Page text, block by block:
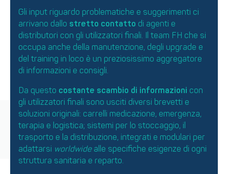
Gli input riguardo problematiche e suggerimenti ci
arrivano dallo stretto contatto di agenti e
distributori con gli utilizzatori finali. Il team FH che si
occupa anche della manutenzione, degli upgrade e
del training in loco è un preziosissimo aggregatore
di informazioni e consigli.
Da questo costante scambio di informazioni con
gli utilizzatori finali sono usciti diversi brevetti e
soluzioni originali: carrelli medicazione, emergenza,
terapia e logistica; sistemi per lo stoccaggio, il
trasporto e la distribuzione, integrati e modulari per
adattarsi worldwidealle specifiche esigenze di ogni
struttura sanitaria e reparto.